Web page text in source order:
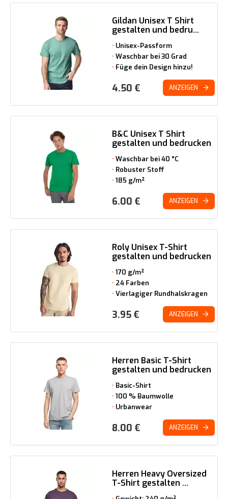
Gildan Unisex T Shirt
gestalten und bedru...
Unisex-Passform
Waschbar bei 30 Grad
Füge dein Design hinzu!
4.50 € ANZEIGEN
B&C Unisex T Shirt
gestalten und bedrucken
Waschbar bei 40 °C
Robuster Stoff
185 g/m²
6.00 € ANZEIGEN
Roly Unisex T-Shirt
gestalten und bedrucken
170 g/m²
24 Farben
Vierlagiger Rundhalskragen
3.95 € ANZEIGEN
Herren Basic T-Shirt
gestalten und bedrucken
Basic-Shirt
100 % Baumwolle
Urbanwear
8.00 € ANZEIGEN
Herren Heavy Oversized
T-Shirt gestalten ...